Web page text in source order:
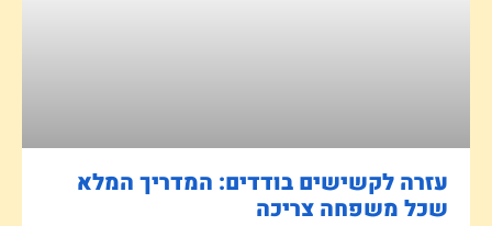
עזרה לקשישים בודדים: המדריך המלא
שכל משפחה צריכה